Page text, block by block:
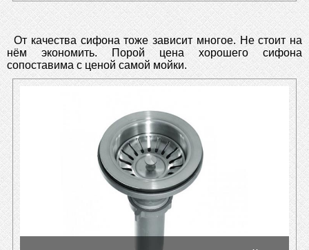
От качества сифона тоже зависит многое. Не стоит на
нём экономить. Порой цена хорошего сифона
сопоставима с ценой самой мойки.